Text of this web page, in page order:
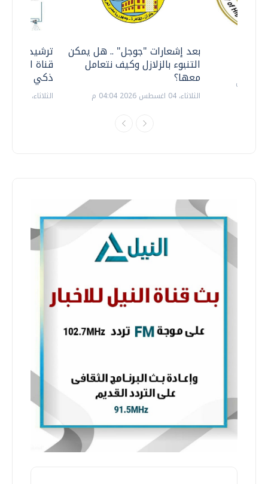
ترشيدا
قناة
ذكي
الثلاثاء، 14 يوليو 2026 06:11 م
بعد إشعارات "جوجل" .. هل يمكن
التنبوء بالزلازل وكيف نتعامل
معها؟
الثلاثاء، 04 اغسطس 2026 04:04 م